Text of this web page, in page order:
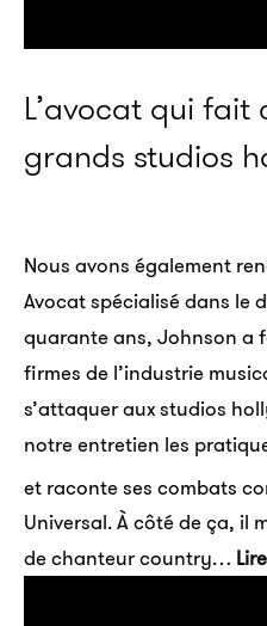
L’avocat qui fait
grands studios
Nous avons également
Avocat spécialisé dans le
quarante ans, Johnson a
firmes de l’industrie
s’attaquer aux studios
notre entretien les
et raconte ses combats
Universal. À côté de ça, il
de chanteur country…